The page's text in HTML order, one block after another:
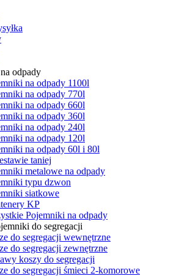
odpady
na odpady 1100l
na odpady 770l
na odpady 660l
na odpady 360l
na odpady 240l
na odpady 120l
na odpady 60l i 80l
taniej
metalowe na odpady
typu dzwon
siatkowe
KP
Pojemniki na odpady
do segregacji
do segregacji wewnętrzne
do segregacji zewnętrzne
koszy do segregacji
do segregacji śmieci 2-komorowe